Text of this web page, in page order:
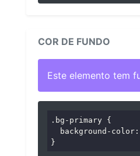
COR DE FUNDO
Este elemento tem
.bg-primary {
background-color
}